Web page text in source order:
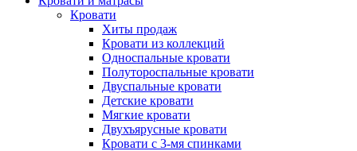
Кровати
Хиты продаж
Кровати из коллекций
Односпальные кровати
Полутороспальные кровати
Двуспальные кровати
Детские кровати
Мягкие кровати
Двухъярусные кровати
Кровати с 3-мя спинками